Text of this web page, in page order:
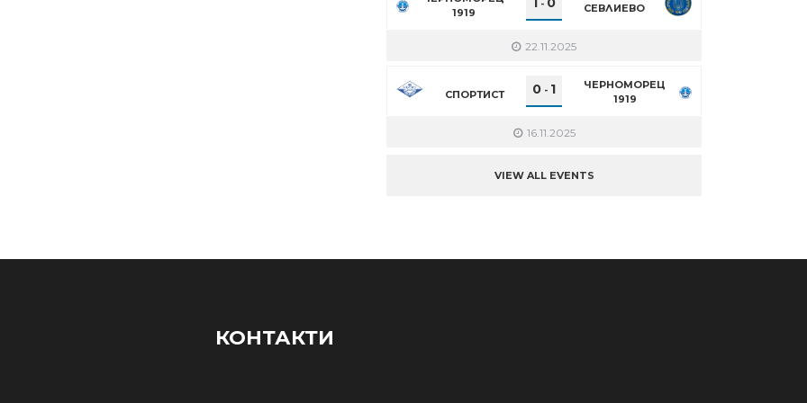
1919
- СЕВЛИЕВО
22.11.2025
СПОРТИСТ 0 - 1
ЧЕРНОМОРЕЦ
1919
16.11.2025
VIEW ALL EVENTS
КОНТАКТИ